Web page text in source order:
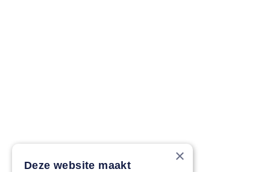
×
Deze website maakt